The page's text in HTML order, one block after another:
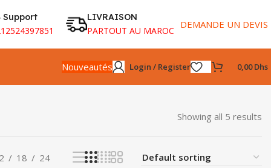
Support LIVRAISON
PARTOUT AU MAROC DEMANDE UN DEVIS
Nouveautés Login / Register 0,00Dhs
Showing all 5 results
18 24